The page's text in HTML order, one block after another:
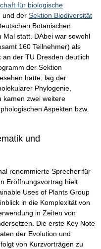
für biologische
und der Sektion Biodiversität
Botanischen
Mal statt. DAbei war sowohl
160 Teilnehmer) als
der TU Dresden deutlich
der Sektion
hatte, lag der
Phylogenie,
kamen zwei weitere
Aspekten bzw.
und
renommierte Sprecher für
Eröffnungsvortrag hielt
Uses of Plants Group
in die Komplexität von
in Zeiten von
Die erste Key Note
der Evolution und
von Kurzvorträgen zu